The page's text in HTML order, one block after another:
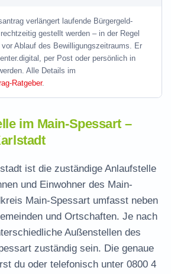
verlängert laufende Bürgergeld-
gestellt werden – in der Regel
Ablauf des Bewilligungszeitraums. Er
per Post oder persönlich in
Alle Details im
Ratgeber.
im Main-Spessart –
ist die zuständige Anlaufstelle
und Einwohner des Main-
Main-Spessart umfasst neben
und Ortschaften. Je nach
Außenstellen des
zuständig sein. Die genaue
du oder telefonisch unter 0800 4